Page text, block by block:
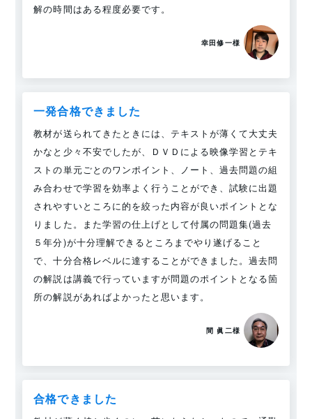
解の時間はある程度必要です。
幸田修一様
一発合格できました
教材が送られてきたときには、テキストが薄くて大丈夫
かなと少々不安でしたが、ＤＶＤによる映像学習とテキ
ストの単元ごとのワンポイント、ノート、過去問題の組
み合わせで学習を効率よく行うことができ、試験に出題
されやすいところに的を絞った内容が良いポイントとな
りました。また学習の仕上げとして付属の問題集(過去
５年分)が十分理解できるところまでやり遂げること
で、十分合格レベルに達することができました。過去問
の解説は講義で行っていますが問題のポイントとなる箇
所の解説があればよかったと思います。
間 眞二様
合格できました